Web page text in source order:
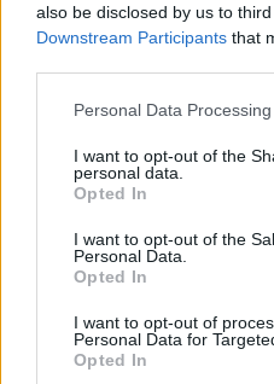
also be disclosed by us to
Downstream Participants that
Please note that this website/
not limited to your visit or
grant or deny consent to
use your data for below
consent section.
Personal Data
I want to opt-out of the
personal data.
Opted In
I want to opt-out of the
Personal Data.
Opted In
I want to opt-out of
Personal Data for
Opted In
Visszakerült a Legendák
Wars kánonba
A régi Star Wars kánon újabb
hivatalos történetfolyamba,
regényből tudtuk meg mindezt.